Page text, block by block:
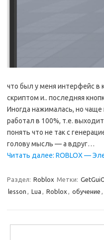
что был у меня интерфейс в
скриптом и.. последняя
Иногда нажималась, но
работал в 100%, т.е.
понять что не так с
голову мысль — а вдруг…
Читать далее: ROBLOX —
Раздел: Roblox Метки:
lesson , Lua , Roblox , обучение ,